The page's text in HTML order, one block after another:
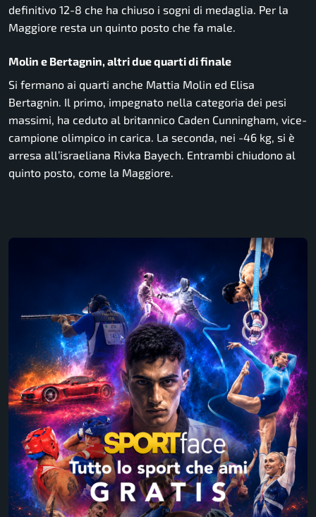
definitivo 12-8 che ha chiuso i sogni di medaglia. Per la
Maggiore resta un quinto posto che fa male.
Molin e Bertagnin, altri due quarti di finale
Si fermano ai quarti anche Mattia Molin ed Elisa
Bertagnin. Il primo, impegnato nella categoria dei pesi
massimi, ha ceduto al britannico Caden Cunningham, vice-
campione olimpico in carica. La seconda, nei -46 kg, si è
arresa all’israeliana Rivka Bayech. Entrambi chiudono al
quinto posto, come la Maggiore.